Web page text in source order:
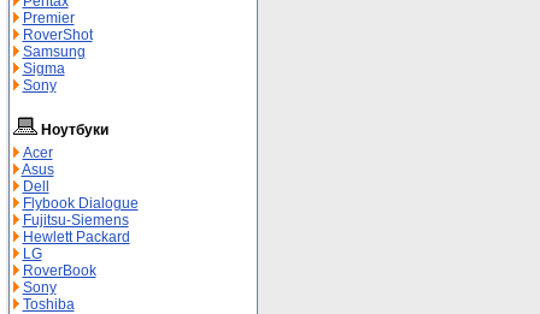
Premier
RoverShot
Samsung
Sigma
Sony
Ноутбуки
Acer
Asus
Dell
Flybook Dialogue
Fujitsu-Siemens
Hewlett Packard
LG
RoverBook
Sony
Toshiba